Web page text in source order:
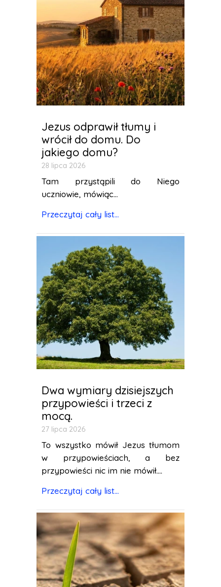
Jezus odprawił tłumy i
wrócił do domu. Do
jakiego domu?
28 lipca 2026
Tam przystąpili do Niego
uczniowie, mówiąc...
Przeczytaj cały list...
Dwa wymiary dzisiejszych
przypowieści i trzeci z
mocą.
27 lipca 2026
To wszystko mówił Jezus tłumom
w przypowieściach, a bez
przypowieści nic im nie mówił....
Przeczytaj cały list...